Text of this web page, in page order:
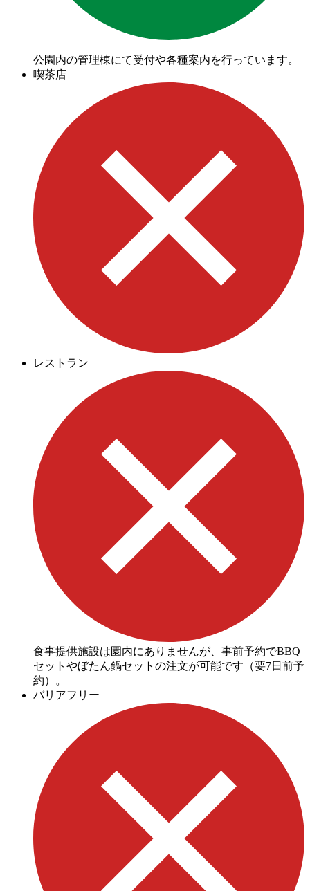
公園内の管理棟にて受付や各種案内を行っています。
喫茶店
レストラン
食事提供施設は園内にありませんが、事前予約でBBQ
セットやぼたん鍋セットの注文が可能です（要7日前予
約）。
バリアフリー